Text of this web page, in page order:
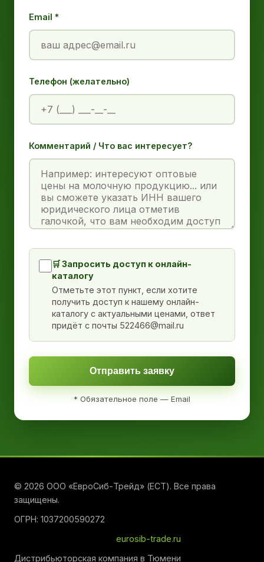
Email *
Телефон (желательно)
Комментарий / Что вас интересует?
🛒 Запросить доступ к онлайн-
каталогу
Отметьте этот пункт, если хотите
получить доступ к нашему онлайн-
каталогу с актуальными ценами, ответ
придёт с почты 522466@mail.ru
Отправить заявку
* Обязательное поле — Email
© 2026 ООО «ЕвроСиб-Трейд» (ЕСТ). Все права
защищены.
ОГРН: 1037200590272
eurosib-trade.ru
Дистрибьюторская компания в Тюмени